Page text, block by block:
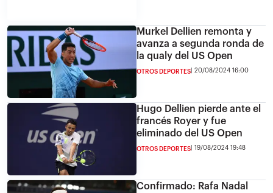
Murkel Dellien remonta y
avanza a segunda ronda de
la qualy del US Open
OTROS DEPORTES 20/08/2024 16:00
Hugo Dellien pierde ante el
francés Royer y fue
eliminado del US Open
OTROS DEPORTES 19/08/2024 19:48
Confirmado: Rafa Nadal